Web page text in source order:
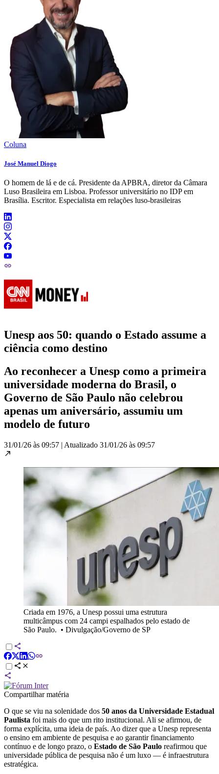
Coluna
José Manuel Diogo
O homem de lá e de cá. Presidente da APBRA, diretor da Câmara
Luso Brasileira em Lisboa. Professor universitário no IDP em
Brasília. Escritor. Especialista em relações luso-brasileiras
Unesp aos 50: quando o Estado assume a
ciência como destino
Ao reconhecer a Unesp como a primeira
universidade moderna do Brasil, o
Governo de São Paulo não celebrou
apenas um aniversário, assumiu um
modelo de futuro
31/01/26 às 09:57 | Atualizado 31/01/26 às 09:57
Criada em 1976, a Unesp possui uma estrutura
multicâmpus com 24 campi espalhados pelo estado de
São Paulo. • Divulgação/Governo de SP
Compartilhar matéria
O que se viu na solenidade dos 50 anos da Universidade Estadual
Paulista foi mais do que um rito institucional. Ali se afirmou, de
forma explícita, uma ideia de país. Ao dizer que a Unesp representa
o ensino em ambiente de pesquisa e ao garantir financiamento
contínuo e de longo prazo, o Estado de São Paulo reafirmou que
universidade pública de pesquisa não é um luxo — é infraestrutura
estratégica.